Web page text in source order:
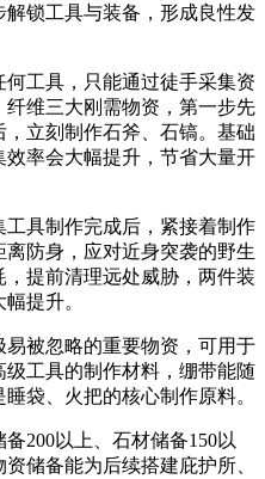
锁工具与装备，形成良性发
工具，只能通过徒手采集资
维三大刚需物资，第一步先
立刻制作石斧、石镐。基础
率会大幅提升，节省大量开
具制作完成后，紧接着制作
防身，应对近身突袭的野生
提前清理远处威胁，两件装
提升。
被忽略的重要物资，可用于
工具的制作材料，绷带能随
袋、火把的核心制作原料。
200以上、石材储备150以
储备能为后续搭建庇护所、